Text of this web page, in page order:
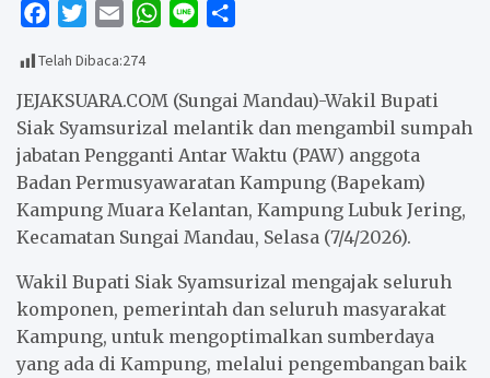
c
e
b
o
o
k
i
t
t
e
r
a
i
l
W
t
s
A
p
p
e
r
e
Telah Dibaca:274
JEJAKSUARA.COM (Sungai Mandau)-Wakil Bupati
Siak Syamsurizal melantik dan mengambil sumpah
jabatan Pengganti Antar Waktu (PAW) anggota
Badan Permusyawaratan Kampung (Bapekam)
Kampung Muara Kelantan, Kampung Lubuk Jering,
Kecamatan Sungai Mandau, Selasa (7/4/2026).
Wakil Bupati Siak Syamsurizal mengajak seluruh
komponen, pemerintah dan seluruh masyarakat
Kampung, untuk mengoptimalkan sumberdaya
yang ada di Kampung, melalui pengembangan baik